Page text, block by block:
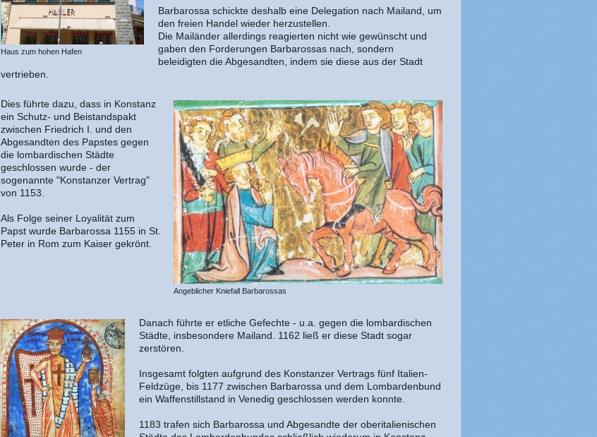
Haus zum hohen Hafen
Barbarossa schickte deshalb eine Delegation nach Mailand, um
den freien Handel wieder herzustellen.
Die Mailänder allerdings reagierten nicht wie gewünscht und
gaben den Forderungen Barbarossas nach, sondern
beleidigten die Abgesandten, indem sie diese aus der Stadt
vertrieben.
Angeblicher Kniefall Barbarossas
Dies führte dazu, dass in Konstanz
ein Schutz- und Beistandspakt
zwischen Friedrich I. und den
Abgesandten des Papstes gegen
die lombardischen Städte
geschlossen wurde - der
sogenannte "Konstanzer Vertrag"
von 1153.
Als Folge seiner Loyalität zum
Papst wurde Barbarossa 1155 in St.
Peter in Rom zum Kaiser gekrönt.
Danach führte er etliche Gefechte - u.a. gegen die lombardischen
Städte, insbesondere Mailand. 1162 ließ er diese Stadt sogar
zerstören.
Insgesamt folgten aufgrund des Konstanzer Vertrags fünf Italien-
Feldzüge, bis 1177 zwischen Barbarossa und dem Lombardenbund
ein Waffenstillstand in Venedig geschlossen werden konnte.
1183 trafen sich Barbarossa und Abgesandte der oberitalienischen